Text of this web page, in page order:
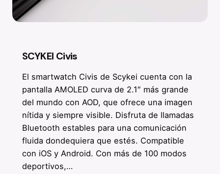
SCYKEI Civis
El smartwatch Civis de Scykei cuenta con la
pantalla AMOLED curva de 2.1″ más grande
del mundo con AOD, que ofrece una imagen
nítida y siempre visible. Disfruta de llamadas
Bluetooth estables para una comunicación
fluida dondequiera que estés. Compatible
con iOS y Android. Con más de 100 modos
deportivos,…